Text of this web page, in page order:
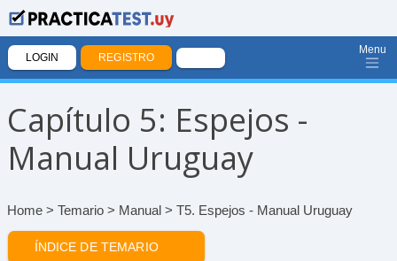
LOGIN REGISTRO
Menu
Capítulo 5: Espejos -
Manual Uruguay
Home> Temario> Manual> T5. Espejos - Manual Uruguay
ÍNDICE DE TEMARIO